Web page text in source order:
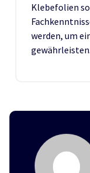
Klebefolien
werden, um
gewährleisten.